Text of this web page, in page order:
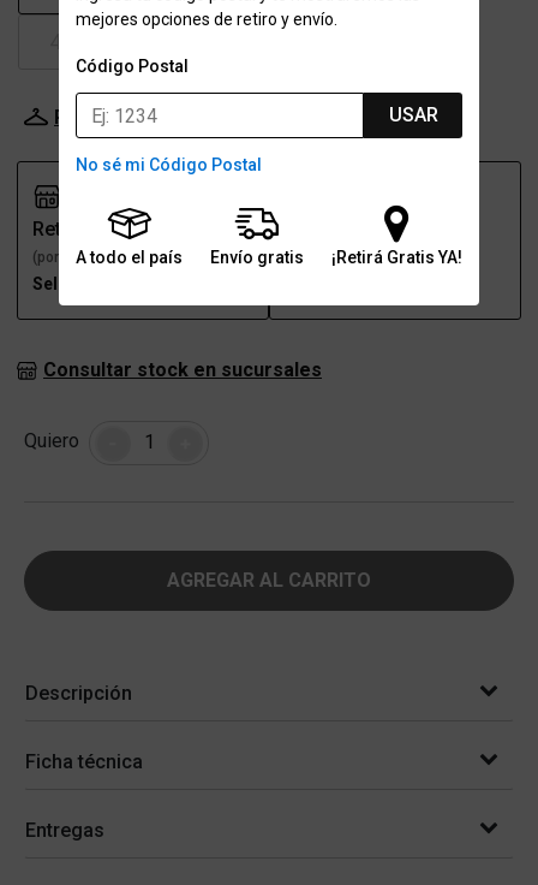
mejores opciones de retiro y envío.
Código Postal
USAR
No sé mi Código Postal
A todo el país Envío gratis ¡Retirá Gratis YA!
Probador Virtual
Retiro
(por una sucursal)
Seleccioná talle
(a domicilio)
Consultar stock en sucursales
Quiero Cantidad
AGREGAR AL CARRITO
Descripción
Ficha técnica
Entregas